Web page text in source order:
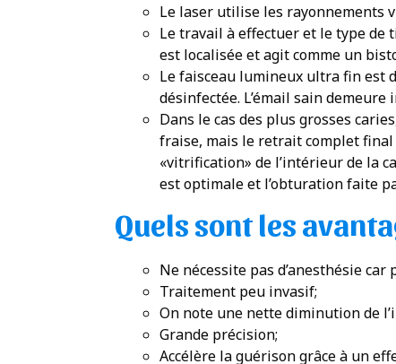
Le laser utilise les rayonnements
Le travail à effectuer et le type de
est localisée et agit comme un
Le faisceau lumineux ultra fin est
désinfectée. L’émail sain demeure
Dans le cas des plus grosses
fraise, mais le retrait complet final
«vitrification» de l’intérieur de la
est optimale et l’obturation faite
Quels sont les
Ne nécessite pas d’anesthésie
Traitement peu invasif;
On note une nette diminution de
Grande précision;
Accélère la guérison grâce à un